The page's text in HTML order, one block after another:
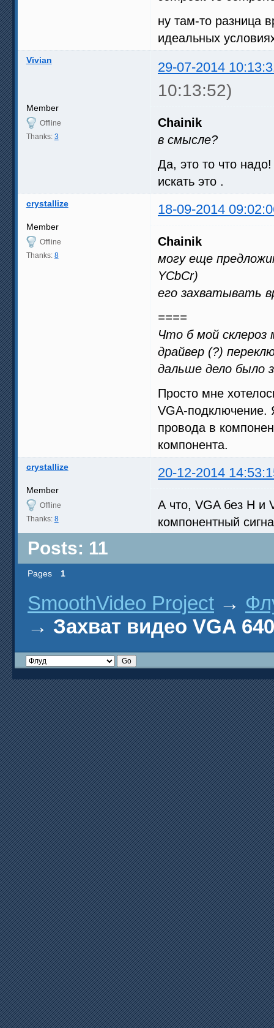
ну там-то разница
идеальных
Vivian 29-07-2014
10:13:52)
Member
Offline
Thanks: 3
Chainik
в смысле?
Да, это то что
искать это .
crystallize 18-09-2014
Member
Offline
Thanks: 8
Chainik
могу еще
YCbCr)
его захватывать
====
Что б мой склероз
драйвер (?)
дальше дело было
Просто мне
VGA-подключение.
провода в
компонента.
crystallize 20-12-2014
Member
Offline
Thanks: 8
А что, VGA без H и
компонентный
Posts: 11
Pages 1
SmoothVideo Project →
→ Захват видео VGA